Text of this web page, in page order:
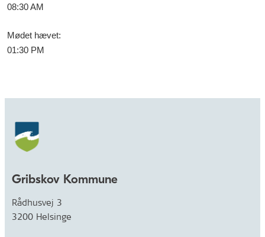
08:30 AM
Mødet hævet:
01:30 PM
Gribskov Kommune
Rådhusvej 3
3200 Helsinge